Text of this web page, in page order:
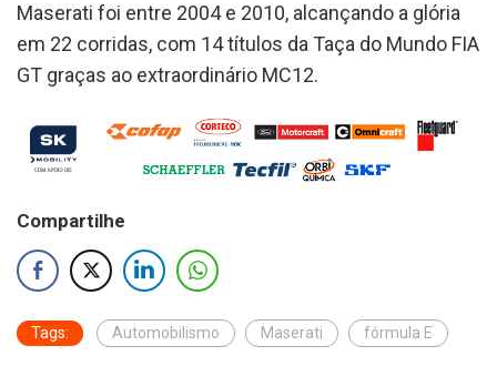
Maserati foi entre 2004 e 2010, alcançando a glória
em 22 corridas, com 14 títulos da Taça do Mundo FIA
GT graças ao extraordinário MC12.
Compartilhe
Tags: Automobilismo Maserati fórmula E